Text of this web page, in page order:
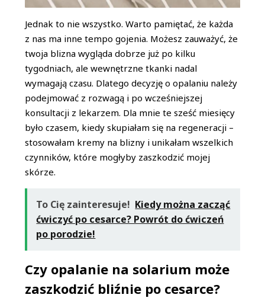
Jednak to nie wszystko. Warto pamiętać, że każda
z nas ma inne tempo gojenia. Możesz zauważyć, że
twoja blizna wygląda dobrze już po kilku
tygodniach, ale wewnętrzne tkanki nadal
wymagają czasu. Dlatego decyzję o opalaniu należy
podejmować z rozwagą i po wcześniejszej
konsultacji z lekarzem. Dla mnie te sześć miesięcy
było czasem, kiedy skupiałam się na regeneracji –
stosowałam kremy na blizny i unikałam wszelkich
czynników, które mogłyby zaszkodzić mojej
skórze.
To Cię zainteresuje! Kiedy można zacząć
ćwiczyć po cesarce? Powrót do ćwiczeń
po porodzie!
Czy opalanie na solarium może
zaszkodzić bliźnie po cesarce?